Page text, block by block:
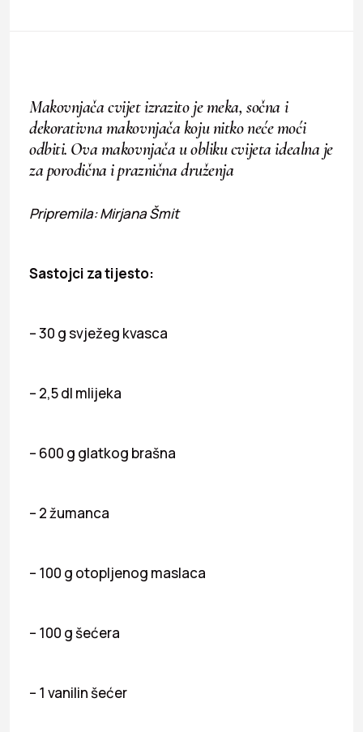
Makovnjača cvijet izrazito je meka, sočna i
dekorativna makovnjača koju nitko neće moći
odbiti. Ova makovnjača u obliku cvijeta idealna je
za porodična i praznična druženja
Pripremila: Mirjana Šmit
Sastojci za tijesto:
– 30 g svježeg kvasca
– 2,5 dl mlijeka
– 600 g glatkog brašna
– 2 žumanca
– 100 g otopljenog maslaca
– 100 g šećera
– 1 vanilin šećer